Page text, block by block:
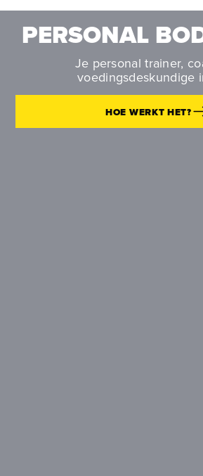
PERSONAL
Je personal trainer,
voedingsdeskundige
HOE WERKT HET?